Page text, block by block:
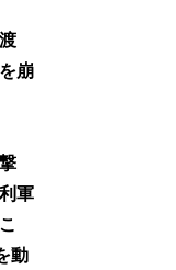
崩
軍
動